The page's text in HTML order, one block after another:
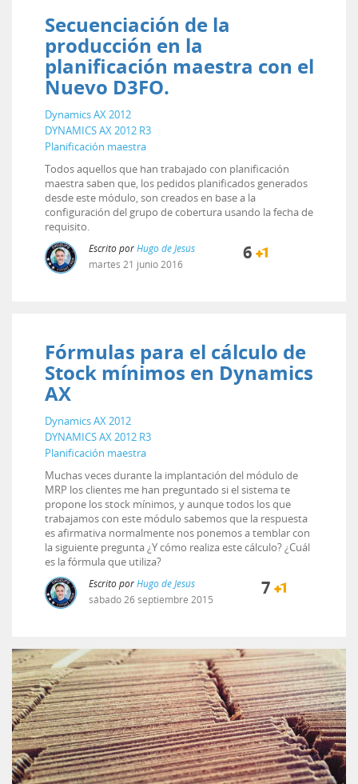
Secuenciación de la
producción en la
planificación maestra con el
Nuevo D3FO.
Dynamics AX 2012
DYNAMICS AX 2012 R3
Planificación maestra
Todos aquellos que han trabajado con planificación
maestra saben que, los pedidos planificados generados
desde este módulo, son creados en base a la
configuración del grupo de cobertura usando la fecha de
requisito.
Escrito porHugo de Jesús
martes 21 junio2016
6
Fórmulas para el cálculo de
Stock mínimos en Dynamics
AX
Dynamics AX 2012
DYNAMICS AX 2012 R3
Planificación maestra
Muchas veces durante la implantación del módulo de
MRP los clientes me han preguntado si el sistema te
propone los stock mínimos, y aunque todos los que
trabajamos con este módulo sabemos que la respuesta
es afirmativa normalmente nos ponemos a temblar con
la siguiente pregunta ¿Y cómo realiza este cálculo? ¿Cuál
es la fórmula que utiliza?
Escrito porHugo de Jesús
sábado26septiembre 2015
7